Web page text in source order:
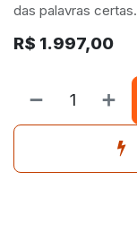
das palavras certas.
R$ 1.997,00